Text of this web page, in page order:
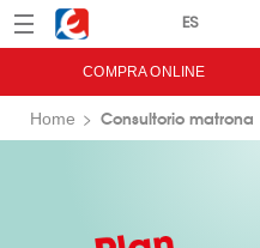
Menú Eroski
COMPRA ONLINE
Home Consultorio matrona